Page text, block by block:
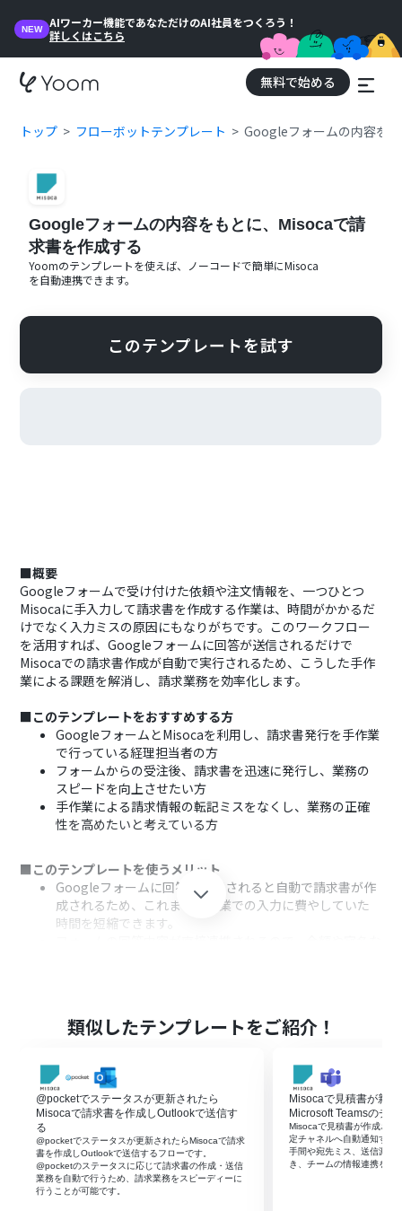
NEW
AIワーカー機能であなただけのAI社員をつくろう！
詳しくはこちら
無料で始める
トップ フローボットテンプレート Googleフォームの内容を
Googleフォームの内容をもとに、Misocaで請
求書を作成する
Yoomのテンプレートを使えば、ノーコードで簡単にMisoca
を自動連携できます。
このテンプレートを試す
■概要
Googleフォームで受け付けた依頼や注文情報を、一つひとつ
Misocaに手入力して請求書を作成する作業は、時間がかかるだ
けでなく入力ミスの原因にもなりがちです。このワークフロー
を活用すれば、Googleフォームに回答が送信されるだけで
Misocaでの請求書作成が自動で実行されるため、こうした手作
業による課題を解消し、請求業務を効率化します。
■このテンプレートをおすすめする方
GoogleフォームとMisocaを利用し、請求書発行を手作業
で行っている経理担当者の方
フォームからの受注後、請求書を迅速に発行し、業務の
スピードを向上させたい方
手作業による請求情報の転記ミスをなくし、業務の正確
性を高めたいと考えている方
■このテンプレートを使うメリット
Googleフォームに回答が送信されると自動で請求書が作
成されるため、これまで手作業での入力に費やしていた
時間を短縮できます。
■フローボットの流れ
はじめに、GoogleフォームとMisocaをYoomと連携しま
次に、トリガーでGoogleフォームを選択し、「フォーム
に回答が送信されたら」というアクションを設定して、対
象のフォームを指定します。
続いて、Yoomのレコード機能を利用し、請求書の作成に
必要な顧客情報などを取得するアクションを設定します。
最後に、Misocaの「請求書を作成」アクションを設定
し、フォームの回答内容や取得した情報を紐づけて請求
書を作成します。
類似したテンプレートをご紹介！
@pocketでステータスが更新されたら
Misocaで請求書を作成しOutlookで送信す
る
@pocketでステータスが更新されたらMisocaで請求
書を作成しOutlookで送信するフローです。
@pocketのステータスに応じて請求書の作成・送信
業務を自動で行うため、請求業務をスピーディーに
行うことが可能です。‍
Misocaで見積書が新
Microsoft Teamsのチ
Misocaで見積書が作成さ
定チャネルへ自動通知する
手間や宛先ミス、送信漏れ
き、チームの情報連携をス